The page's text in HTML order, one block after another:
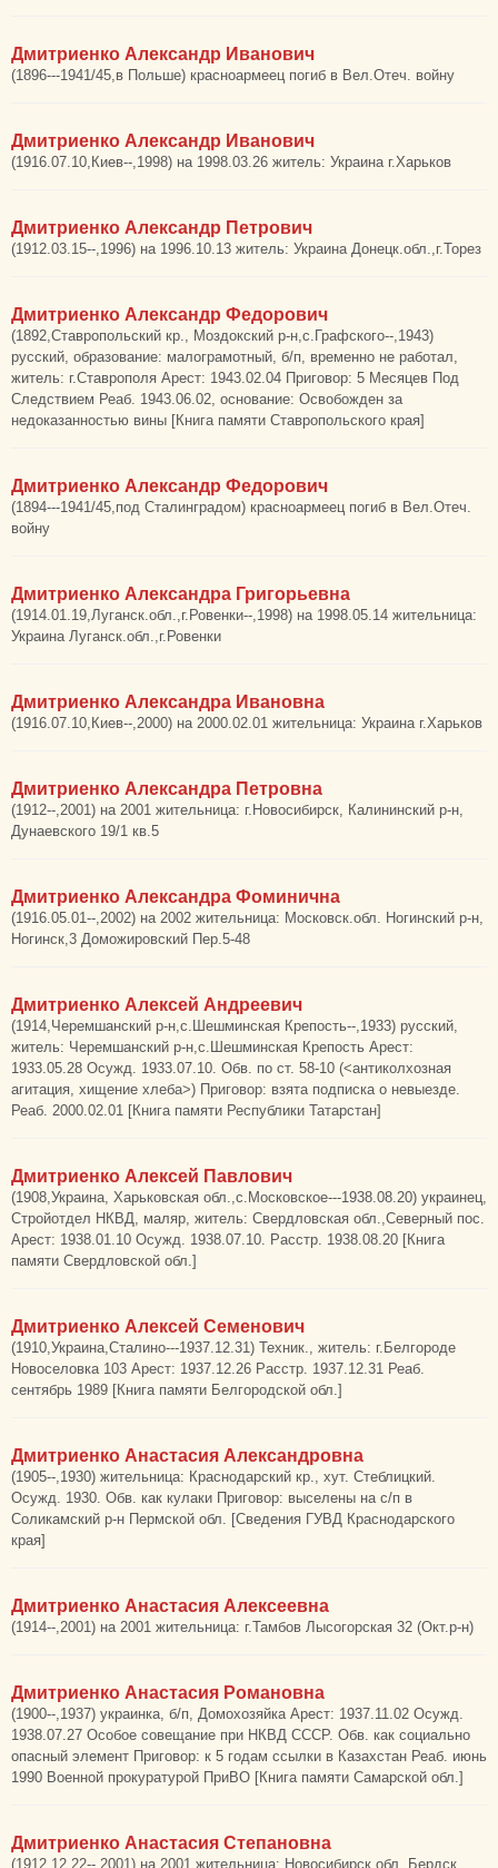
Дмитриенко Александр Иванович
(1896---1941/45,в Польше) красноармеец погиб в Вел.Отеч. войну
Дмитриенко Александр Иванович
(1916.07.10,Киев--,1998) на 1998.03.26 житель: Украина г.Харьков
Дмитриенко Александр Петрович
(1912.03.15--,1996) на 1996.10.13 житель: Украина Донецк.обл.,г.Торез
Дмитриенко Александр Федорович
(1892,Ставропольский кр., Моздокский р-н,с.Графского--,1943)
русский, образование: малограмотный, б/п, временно не работал,
житель: г.Ставрополя Арест: 1943.02.04 Приговор: 5 Месяцев Под
Следствием Реаб. 1943.06.02, основание: Освобожден за
недоказанностью вины [Книга памяти Ставропольского края]
Дмитриенко Александр Федорович
(1894---1941/45,под Сталинградом) красноармеец погиб в Вел.Отеч.
войну
Дмитриенко Александра Григорьевна
(1914.01.19,Луганск.обл.,г.Ровенки--,1998) на 1998.05.14 жительница:
Украина Луганск.обл.,г.Ровенки
Дмитриенко Александра Ивановна
(1916.07.10,Киев--,2000) на 2000.02.01 жительница: Украина г.Харьков
Дмитриенко Александра Петровна
(1912--,2001) на 2001 жительница: г.Новосибирск, Калининский р-н,
Дунаевского 19/1 кв.5
Дмитриенко Александра Фоминична
(1916.05.01--,2002) на 2002 жительница: Московск.обл. Ногинский р-н,
Ногинск,3 Доможировский Пер.5-48
Дмитриенко Алексей Андреевич
(1914,Черемшанский р-н,с.Шешминская Крепость--,1933) русский,
житель: Черемшанский р-н,с.Шешминская Крепость Арест:
1933.05.28 Осужд. 1933.07.10. Обв. по ст. 58-10 (<антиколхозная
агитация, хищение хлеба>) Приговор: взята подписка о невыезде.
Реаб. 2000.02.01 [Книга памяти Республики Татарстан]
Дмитриенко Алексей Павлович
(1908,Украина, Харьковская обл.,с.Московское---1938.08.20) украинец,
Стройотдел НКВД, маляр, житель: Свердловская обл.,Северный пос.
Арест: 1938.01.10 Осужд. 1938.07.10. Расстр. 1938.08.20 [Книга
памяти Свердловской обл.]
Дмитриенко Алексей Семенович
(1910,Украина,Сталино---1937.12.31) Техник., житель: г.Белгороде
Новоселовка 103 Арест: 1937.12.26 Расстр. 1937.12.31 Реаб.
сентябрь 1989 [Книга памяти Белгородской обл.]
Дмитриенко Анастасия Александровна
(1905--,1930) жительница: Краснодарский кр., хут. Стеблицкий.
Осужд. 1930. Обв. как кулаки Приговор: выселены на с/п в
Соликамский р-н Пермской обл. [Сведения ГУВД Краснодарского
края]
Дмитриенко Анастасия Алексеевна
(1914--,2001) на 2001 жительница: г.Тамбов Лысогорская 32 (Окт.р-н)
Дмитриенко Анастасия Романовна
(1900--,1937) украинка, б/п, Домохозяйка Арест: 1937.11.02 Осужд.
1938.07.27 Особое совещание при НКВД СССР. Обв. как социально
опасный элемент Приговор: к 5 годам ссылки в Казахстан Реаб. июнь
1990 Военной прокуратурой ПриВО [Книга памяти Самарской обл.]
Дмитриенко Анастасия Степановна
(1912.12.22--,2001) на 2001 жительница: Новосибирск.обл. Бердск,